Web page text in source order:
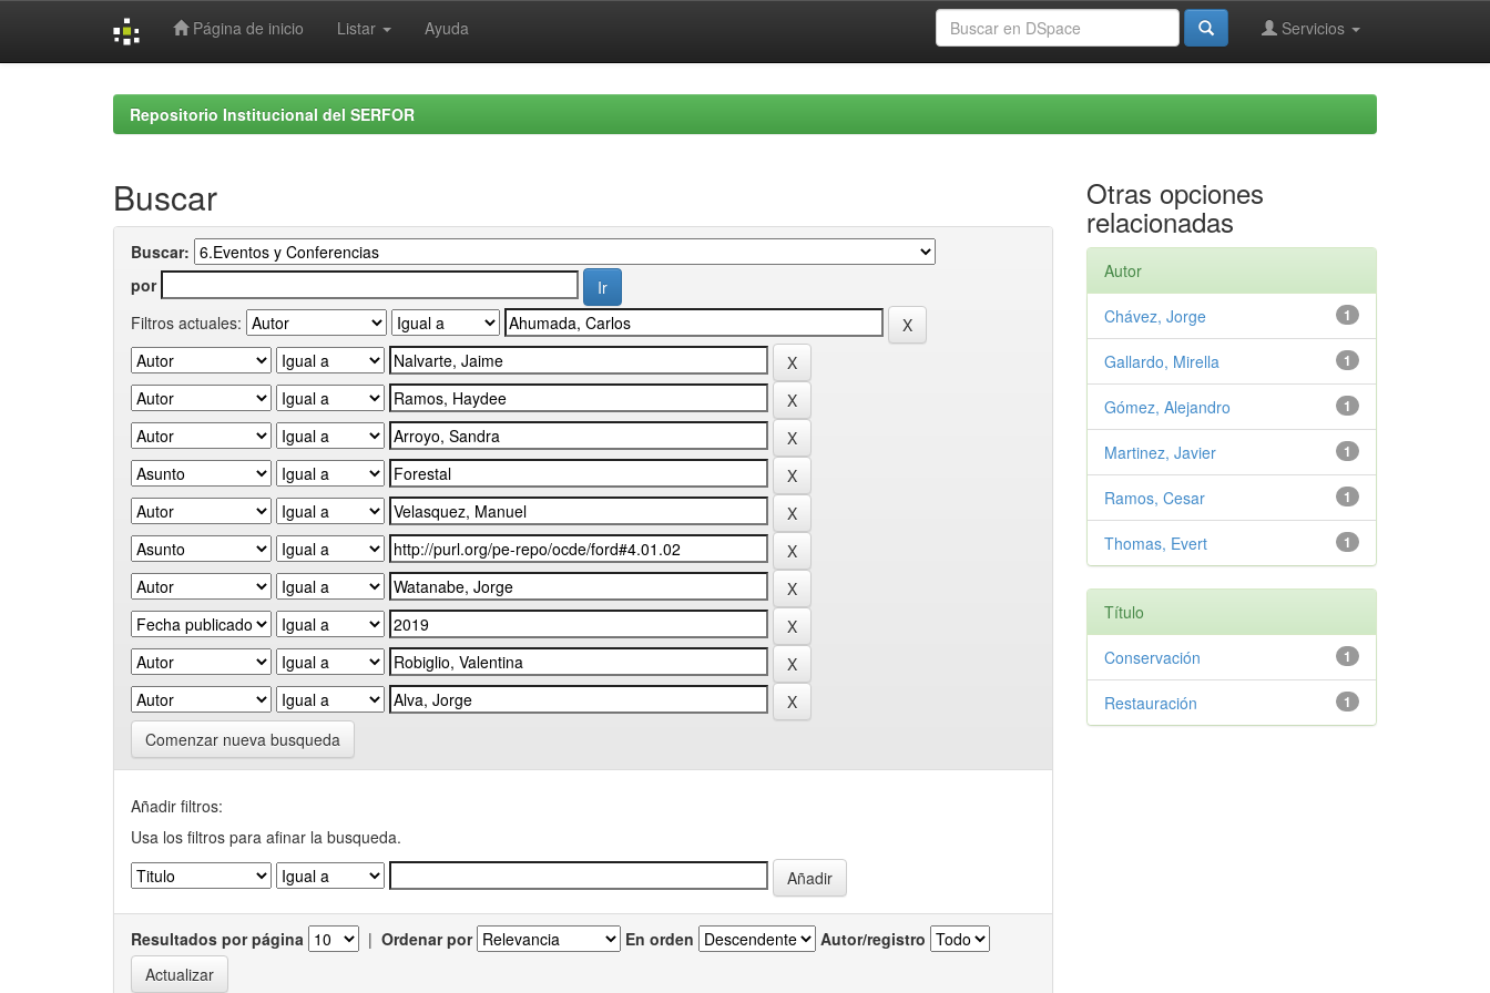
Página de inicio Listar Ayuda Servicios
Repositorio Institucional del SERFOR
Buscar
Buscar:
por
Filtros actuales:
Comenzar nueva busqueda
Añadir filtros:
Usa los filtros para afinar la busqueda.
Resultados por página | Ordenar por En orden Autor/registro
Otras opciones
relacionadas
Autor
1
Chávez, Jorge
1
Gallardo, Mirella
1
Gómez, Alejandro
1
Martinez, Javier
1
Ramos, Cesar
1
Thomas, Evert
Título
1
Conservación
1
Restauración